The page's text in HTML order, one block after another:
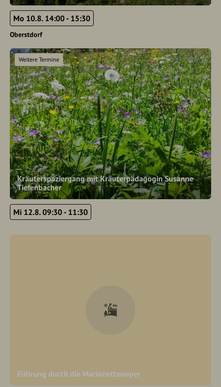
Mo 10.8. 14:00 - 15:30
Oberstdorf
Kräuterspaziergang mit Kräuterpädagogin Susanne
Tiefenbacher
Weitere Termine
Mi 12.8. 09:30 - 11:30
Führung durch die Marionettenoper